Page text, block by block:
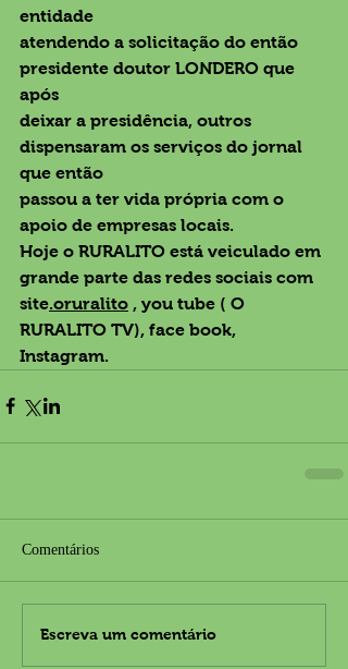
entidade
atendendo a solicitação do então
presidente doutor LONDERO que
após
deixar a presidência, outros
dispensaram os serviços do jornal
que então
passou a ter vida própria com o
apoio de empresas locais.
Hoje o RURALITO está veiculado em
grande parte das redes sociais com
site.oruralito , you tube ( O
RURALITO TV), face book,
Instagram.
Comentários
Escreva um comentário